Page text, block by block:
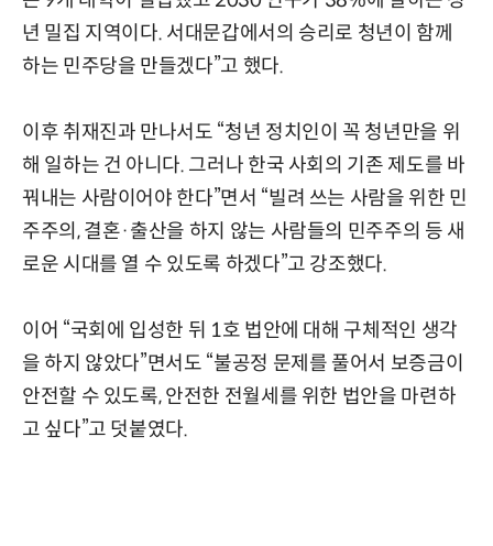
년 밀집 지역이다. 서대문갑에서의 승리로 청년이 함께
하는 민주당을 만들겠다”고 했다.
이후 취재진과 만나서도 “청년 정치인이 꼭 청년만을 위
해 일하는 건 아니다. 그러나 한국 사회의 기존 제도를 바
꿔내는 사람이어야 한다”면서 “빌려 쓰는 사람을 위한 민
주주의, 결혼·출산을 하지 않는 사람들의 민주주의 등 새
로운 시대를 열 수 있도록 하겠다”고 강조했다.
이어 “국회에 입성한 뒤 1호 법안에 대해 구체적인 생각
을 하지 않았다”면서도 “불공정 문제를 풀어서 보증금이
안전할 수 있도록, 안전한 전월세를 위한 법안을 마련하
고 싶다”고 덧붙였다.